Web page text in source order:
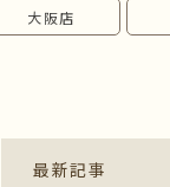
大阪店
最新記事